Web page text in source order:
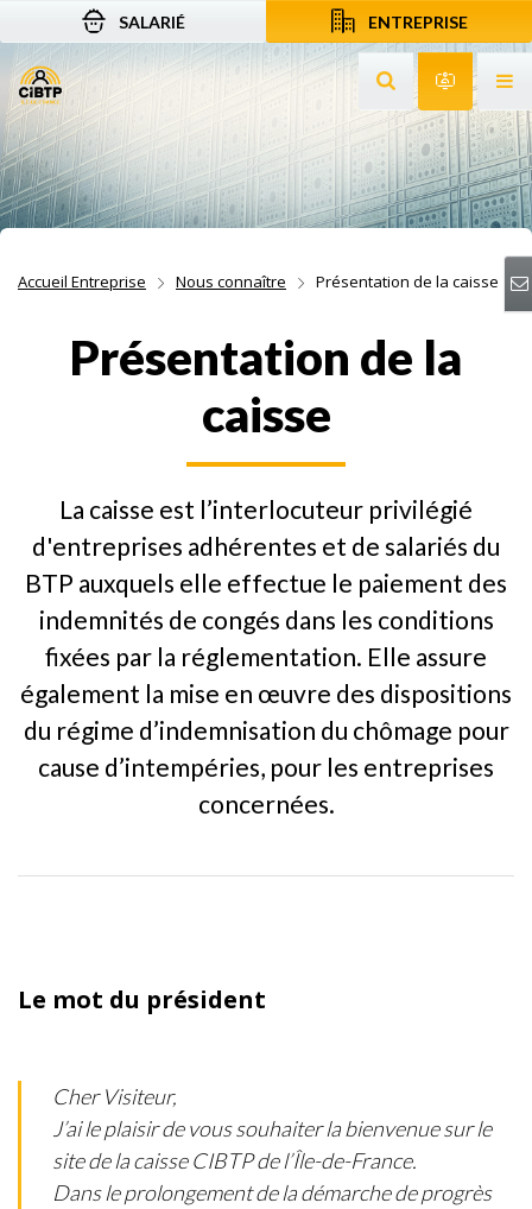
Aller au contenu
Aller à la recherche
Aller à la navigation
SALARIÉ ENTREPRISE
Rechercher sur
Accueil Entreprise Nous connaître Présentation de la caisse
Présentation de la
caisse
La caisse est l’interlocuteur privilégié
d'entreprises adhérentes et de salariés du
BTP auxquels elle effectue le paiement des
indemnités de congés dans les conditions
fixées par la réglementation. Elle assure
également la mise en œuvre des dispositions
du régime d’indemnisation du chômage pour
cause d’intempéries, pour les entreprises
concernées.
Le mot du président
Cher Visiteur,
J’ai le plaisir de vous souhaiter la bienvenue sur le
site de la caisse CIBTP de l’Île-de-France.
Dans le prolongement de la démarche de progrès